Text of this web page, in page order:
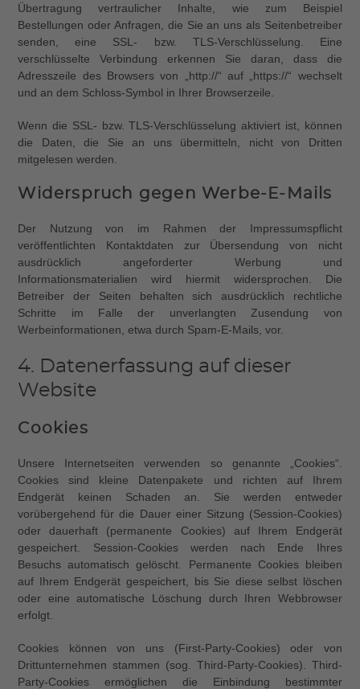
Übertragung vertraulicher Inhalte, wie zum Beispiel
Bestellungen oder Anfragen, die Sie an uns als Seitenbetreiber
senden, eine SSL- bzw. TLS-Verschlüsselung. Eine
verschlüsselte Verbindung erkennen Sie daran, dass die
Adresszeile des Browsers von „http://“ auf „https://“ wechselt
und an dem Schloss-Symbol in Ihrer Browserzeile.
Wenn die SSL- bzw. TLS-Verschlüsselung aktiviert ist, können
die Daten, die Sie an uns übermitteln, nicht von Dritten
mitgelesen werden.
Widerspruch gegen Werbe-E-Mails
Der Nutzung von im Rahmen der Impressumspflicht
veröffentlichten Kontaktdaten zur Übersendung von nicht
ausdrücklich angeforderter Werbung und
Informationsmaterialien wird hiermit widersprochen. Die
Betreiber der Seiten behalten sich ausdrücklich rechtliche
Schritte im Falle der unverlangten Zusendung von
Werbeinformationen, etwa durch Spam-E-Mails, vor.
4. Datenerfassung auf dieser
Website
Cookies
Unsere Internetseiten verwenden so genannte „Cookies“.
Cookies sind kleine Datenpakete und richten auf Ihrem
Endgerät keinen Schaden an. Sie werden entweder
vorübergehend für die Dauer einer Sitzung (Session-Cookies)
oder dauerhaft (permanente Cookies) auf Ihrem Endgerät
gespeichert. Session-Cookies werden nach Ende Ihres
Besuchs automatisch gelöscht. Permanente Cookies bleiben
auf Ihrem Endgerät gespeichert, bis Sie diese selbst löschen
oder eine automatische Löschung durch Ihren Webbrowser
erfolgt.
Cookies können von uns (First-Party-Cookies) oder von
Drittunternehmen stammen (sog. Third-Party-Cookies). Third-
Party-Cookies ermöglichen die Einbindung bestimmter